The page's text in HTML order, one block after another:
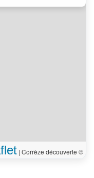
| Corrèze découverte ©